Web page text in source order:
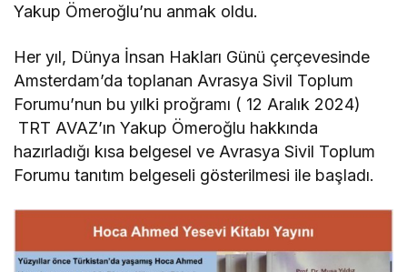
Yakup Ömeroğlu’nu anmak oldu.
Her yıl, Dünya İnsan Hakları Günü çerçevesinde
Amsterdam’da toplanan Avrasya Sivil Toplum
Forumu’nun bu yılki proğramı ( 12 Aralık 2024)
TRT AVAZ’ın Yakup Ömeroğlu hakkında
hazırladığı kısa belgesel ve Avrasya Sivil Toplum
Forumu tanıtım belgeseli gösterilmesi ile başladı.